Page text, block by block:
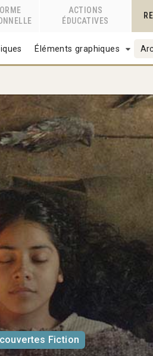
ACTIONS
ÉDUCATIVES
Éléments graphiques
Fiction